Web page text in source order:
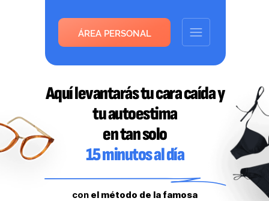
ÁREA PERSONAL
Aquí levantarás tu cara caída y
tu autoestima
en tan solo
15 minutos al día
con el método de la famosa